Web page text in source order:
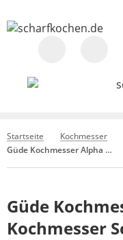
Startseite Kochmesser
Güde Kochmesser Alpha Birne Kochmesser Set 4 tlg.
Güde
Kochmesser